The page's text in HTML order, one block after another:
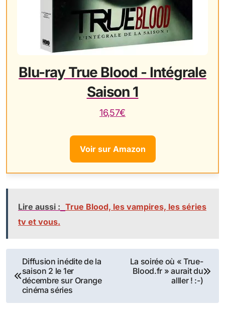
Blu-ray True Blood - Intégrale
Saison 1
16,57€
Voir sur Amazon
Lire aussi : True Blood, les vampires, les séries
tv et vous.
Navigation
de
l’article
Diffusion inédite de la
saison 2 le 1er
décembre sur Orange
cinéma séries
La soirée où « True-
Blood.fr » aurait du
alller ! :-)